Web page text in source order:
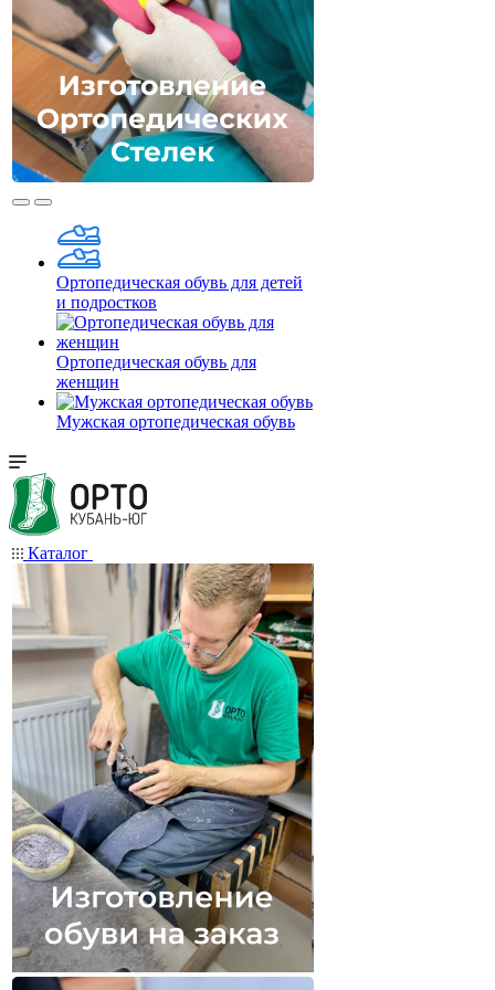
Ортопедическая обувь для детей
и подростков
Ортопедическая обувь для
женщин
Мужская ортопедическая обувь
Каталог